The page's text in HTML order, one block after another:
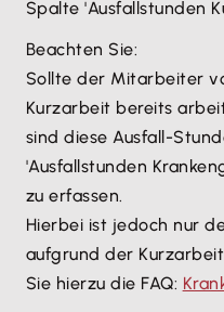
Spalte 'Ausfallstunden
Beachten Sie:
Sollte der Mitarbeiter
Kurzarbeit bereits
sind diese Ausfall-
'Ausfallstunden
zu erfassen.
Hierbei ist jedoch nur
aufgrund der
Sie hierzu die FAQ: